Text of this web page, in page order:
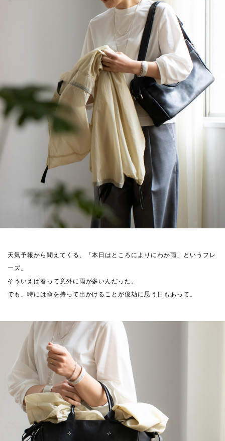
天気予報から聞えてくる、「本日はところによりにわか雨」というフレ
ーズ。
そういえば春って意外に雨が多いんだった。
でも、時には傘を持って出かけることが億劫に思う日もあって。